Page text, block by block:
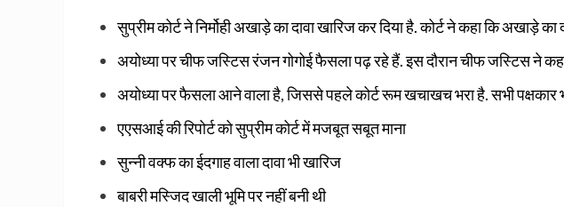
सुप्रीम कोर्ट ने निर्मोही अखाड़े का दावा खारिज कर दिया है. कोर्ट ने कहा कि अखाड़े
अयोध्या पर चीफ जस्टिस रंजन गोगोई फैसला पढ़ रहे हैं. इस दौरान चीफ जस्टिस ने
अयोध्या पर फैसला आने वाला है, जिससे पहले कोर्ट रूम खचाखच भरा है. सभी पक्षकार
एएसआई की रिपोर्ट को सुप्रीम कोर्ट में मजबूत सबूत माना
सुन्‍नी वक्‍फ का ईदगाह वाला दावा भी खारिज
बाबरी मस्‍जिद खाली भूमि पर नहीं बनी थी